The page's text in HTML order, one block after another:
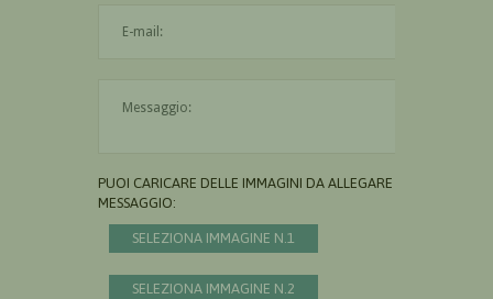
PUOI CARICARE DELLE IMMAGINI DA ALLEGARE AL
MESSAGGIO:
SELEZIONA IMMAGINE N.1
SELEZIONA IMMAGINE N.2